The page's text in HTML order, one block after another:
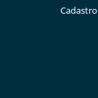
Cadastro